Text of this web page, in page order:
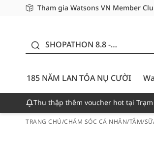
Tham gia Watsons VN Member
Miễn phí giao hàng cho đơn hàng
Giao hàng nhanh 24h - Áp dụng
SHOPATHON 8.8 -
CƯỜI - GIẢM ĐẾN
50%
185 NĂM LAN TỎA NỤ CƯỜI
Thu thập thêm voucher hot tại
TRANG CHỦ/CHĂM SÓC CÁ NHÂN/TẮM/